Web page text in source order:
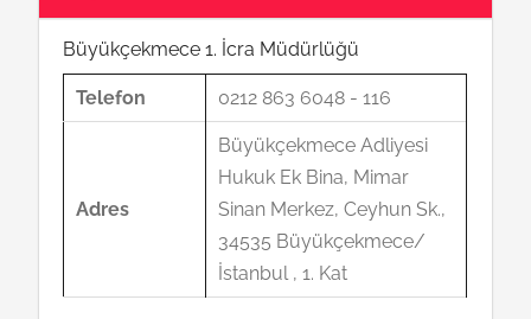
Büyükçekmece 1. İcra Müdürlüğü
Telefon 0212 863 6048 - 116
Adres
Büyükçekmece Adliyesi
Hukuk Ek Bina, Mimar
Sinan Merkez, Ceyhun Sk.,
34535 Büyükçekmece/
İstanbul , 1. Kat